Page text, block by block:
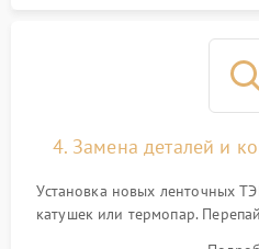
4. Замена деталей и
Установка новых ленточных
катушек или термопар.